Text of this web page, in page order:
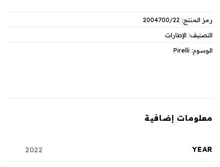
رمز المنتج: 2004700/22
التصنيف: الإطارات
الوسوم: Pirelli
معلومات إضافية
YEAR
2022